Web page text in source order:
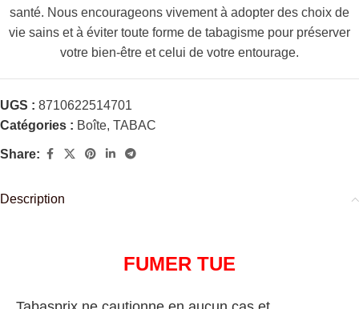
santé. Nous encourageons vivement à adopter des choix de
vie sains et à éviter toute forme de tabagisme pour préserver
votre bien-être et celui de votre entourage.
UGS : 8710622514701
Catégories : Boîte, TABAC
Share:
Description
FUMER TUE